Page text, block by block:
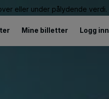
eller under pålydende verdi.
Mine billetter Logg inn